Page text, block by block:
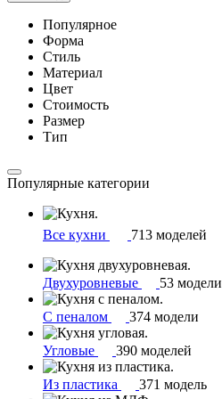
Популярное
Форма
Стиль
Материал
Цвет
Стоимость
Размер
Тип
Популярные категории
Все кухни 713 моделей
Двухуровневые 53 модели
С пеналом 374 модели
Угловые 390 моделей
Из пластика 371 модель